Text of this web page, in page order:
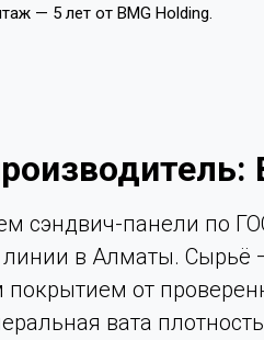
— 5 лет от BMG Holding.
сэндвич-панели по
линии в Алматы. Сырьё
от
вата